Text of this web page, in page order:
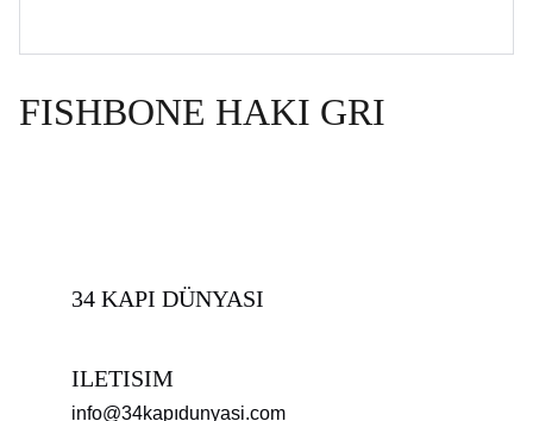
FISHBONE HAKI GRI
ILETISIM
info@34kapıdunyasi.com
34 KAPI DÜNYASI